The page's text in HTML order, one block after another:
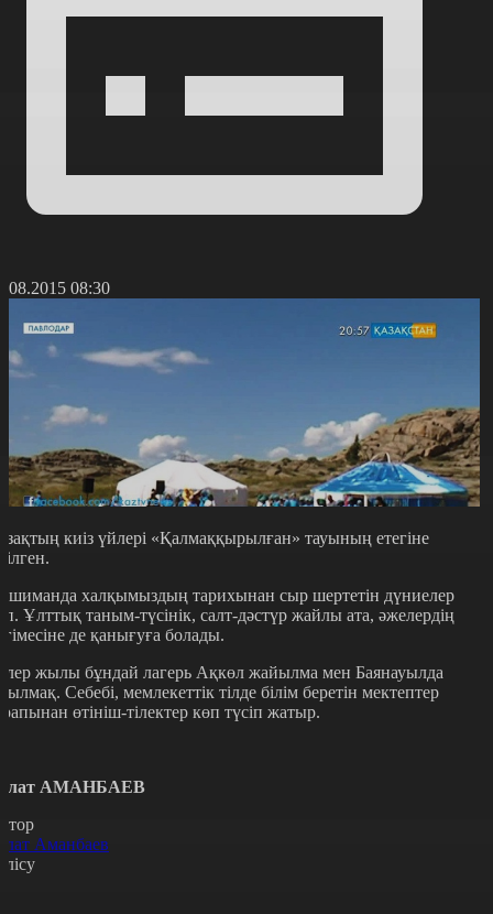
08:30
киіз үйлері «Қалмаққырылған» тауының етегіне
халқымыздың тарихынан сыр шертетін дүниелер
Ұлттық таным-түсінік, салт-дәстүр жайлы ата, әжелердің
де қанығуға болады.
жылы бұндай лагерь Ақкөл жайылма мен Баянауылда
Себебі, мемлекеттік тілде білім беретін мектептер
өтініш-тілектер көп түсіп жатыр.
АМАНБАЕВ
Аманбаев